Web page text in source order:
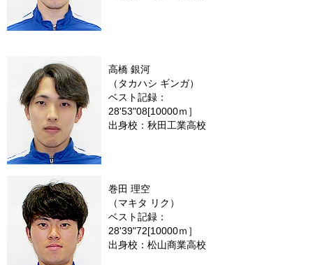
高橋 銀河
（タカハシ ギンガ）
ベスト記録：
28'53"08[10000ｍ］
出身校：秋田工業高校
巻田 理空
（マキタ リク）
ベスト記録：
28'39"72[10000ｍ］
出身校：松山商業高校